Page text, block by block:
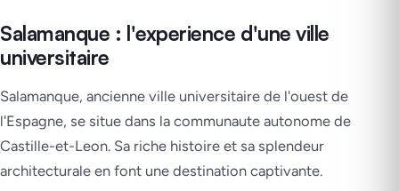
Salamanque : l'experience d'une ville
universitaire
Salamanque, ancienne ville universitaire de l'ouest de
l'Espagne, se situe dans la communaute autonome de
Castille-et-Leon. Sa riche histoire et sa splendeur
architecturale en font une destination captivante.